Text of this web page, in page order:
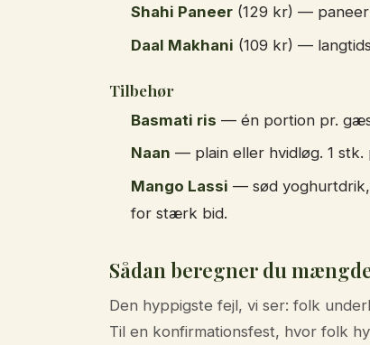
Shahi Paneer (129 kr) — paneer
Daal Makhani (109 kr) —
Tilbehør
Basmati ris — én portion pr.
Naan — plain eller hvidløg. 1 stk.
Mango Lassi — sød
for stærk bid.
Sådan beregner du
Den hyppigste fejl, vi ser: folk
Til en konfirmationsfest, hvor folk